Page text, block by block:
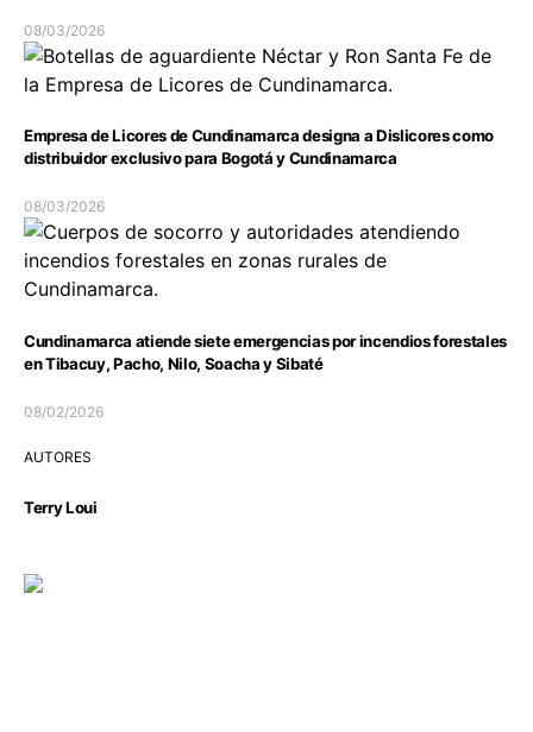
08/03/2026
Empresa de Licores de Cundinamarca designa a Dislicores como
distribuidor exclusivo para Bogotá y Cundinamarca
08/03/2026
Cundinamarca atiende siete emergencias por incendios forestales
en Tibacuy, Pacho, Nilo, Soacha y Sibaté
08/02/2026
AUTORES
Terry Loui